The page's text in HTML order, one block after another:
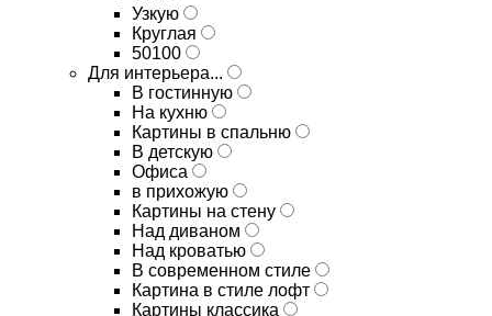
Узкую
Круглая
50100
Для интерьера...
В гостинную
На кухню
Картины в спальню
В детскую
Офиса
в прихожую
Картины на стену
Над диваном
Над кроватью
В современном стиле
Картина в стиле лофт
Картины классика